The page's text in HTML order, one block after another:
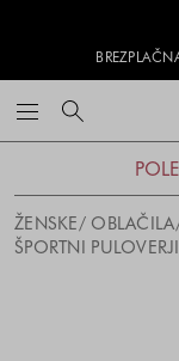
ŽENSKE OBLAČILA
ŠPORTNI